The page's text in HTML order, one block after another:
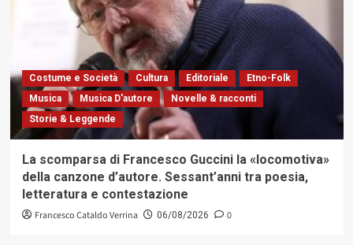
Costume e Società Cultura Editoriale
Etno-Folk
Musica
Musica D'autore
Novelle & racconti
Storie & Leggende
La scomparsa di Francesco Guccini la «locomotiva»
della canzone d’autore. Sessant’anni tra poesia,
letteratura e contestazione
Francesco Cataldo Verrina 06/08/2026 0